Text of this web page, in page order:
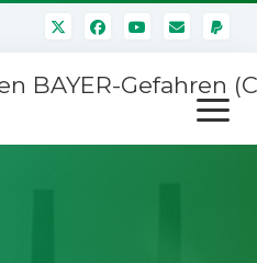
BAYER-Gefahren
Menü
öffnen